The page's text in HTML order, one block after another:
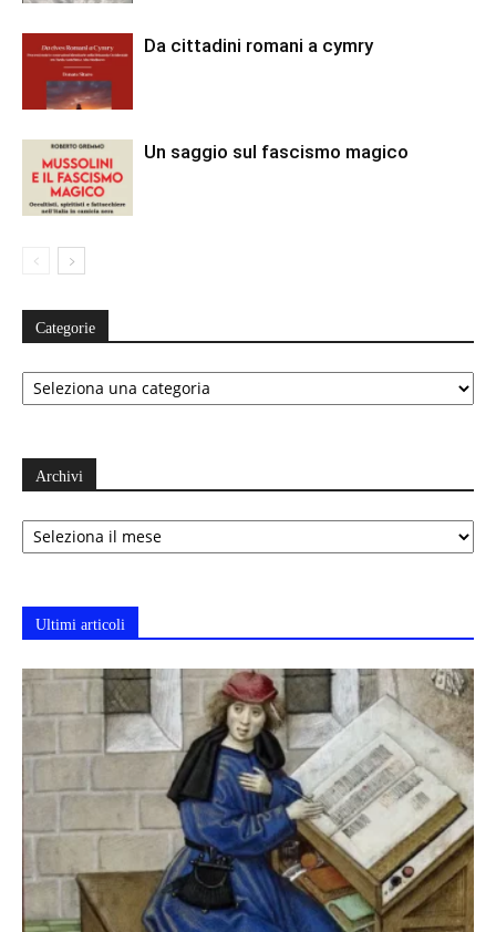
Da cittadini romani a cymry
Un saggio sul fascismo magico
Categorie
Categorie
Archivi
Archivi
Ultimi articoli